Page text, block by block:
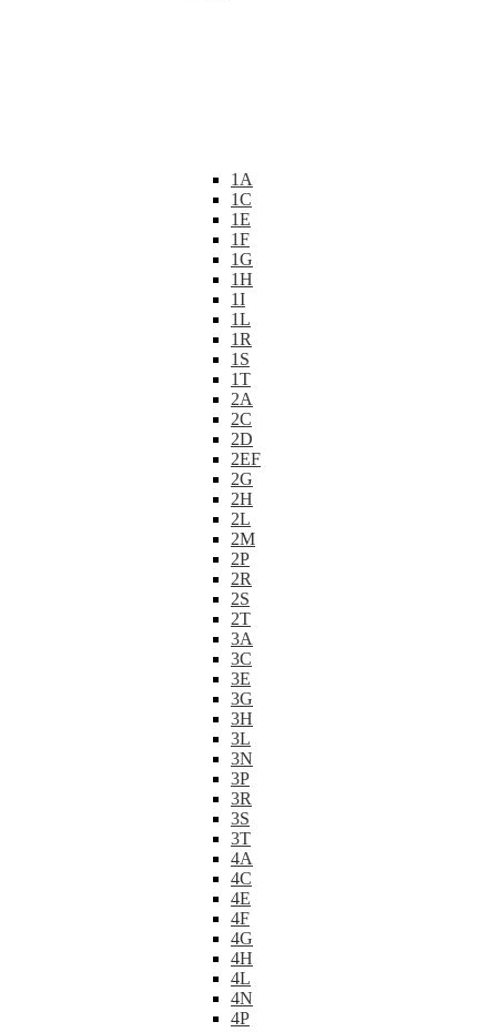
1A
1C
1E
1F
1G
1H
1I
1L
1R
1S
1T
2A
2C
2D
2EF
2G
2H
2L
2M
2P
2R
2S
2T
3A
3C
3E
3G
3H
3L
3N
3P
3R
3S
3T
4A
4C
4E
4F
4G
4H
4L
4N
4P